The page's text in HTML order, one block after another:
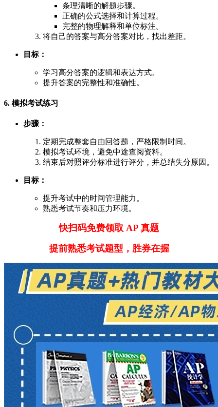
条理清晰的解题步骤。
正确的公式选择和计算过程。
完整的物理解释和单位标注。
将自己的答案与高分答案对比，找出差距。
目标：
学习高分答案的逻辑和表达方式。
提升答案的完整性和准确性。
6. 模拟考试练习
步骤：
定期完成整套自由回答题，严格限制时间。
模拟考试环境，避免中途查阅资料。
结束后对照评分标准进行评分，并总结失分原因。
目标：
提升考试中的时间管理能力。
熟悉考试节奏和压力环境。
快扫码免费领取 AP 真题
提前熟悉考试题型，胜券在握